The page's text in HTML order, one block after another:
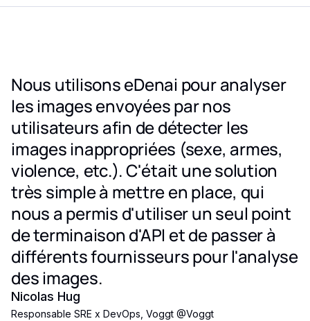
Nous utilisons eDenai pour analyser
les images envoyées par nos
utilisateurs afin de détecter les
images inappropriées (sexe, armes,
violence, etc.). C'était une solution
très simple à mettre en place, qui
nous a permis d'utiliser un seul point
de terminaison d'API et de passer à
différents fournisseurs pour l'analyse
des images.
Nicolas Hug
Responsable SRE x DevOps, Voggt @Voggt